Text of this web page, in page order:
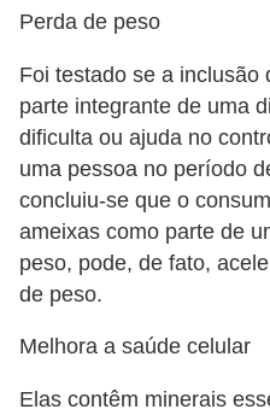
Perda de peso
Foi testado se a inclusão
parte integrante de uma
dificulta ou ajuda no
uma pessoa no período
concluiu-se que o
ameixas como parte de
peso, pode, de fato,
de peso.
Melhora a saúde celular
Elas contêm minerais